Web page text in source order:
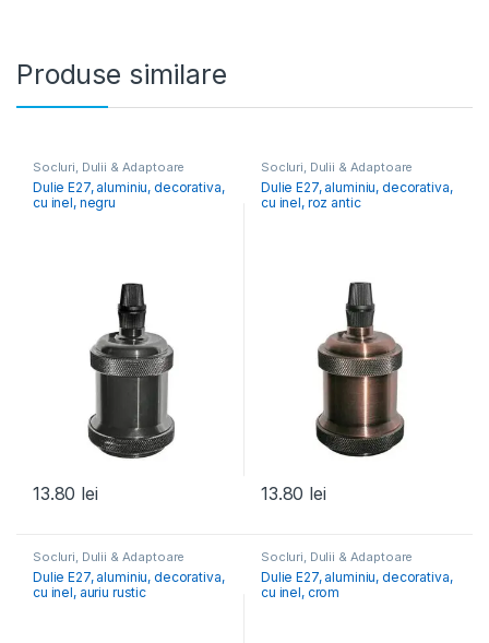
Produse similare
Socluri, Dulii & Adaptoare
Dulie E27, aluminiu, decorativa,
cu inel, negru
13.80 lei
Socluri, Dulii & Adaptoare
Dulie E27, aluminiu, decorativa,
cu inel, roz antic
13.80 lei
Socluri, Dulii & Adaptoare
Dulie E27, aluminiu, decorativa,
cu inel, auriu rustic
Socluri, Dulii & Adaptoare
Dulie E27, aluminiu, decorativa,
cu inel, crom